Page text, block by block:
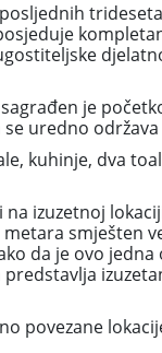
je
uredno održava
kuhinje, dva
izuzetnoj
smješten
da je ovo
povezane